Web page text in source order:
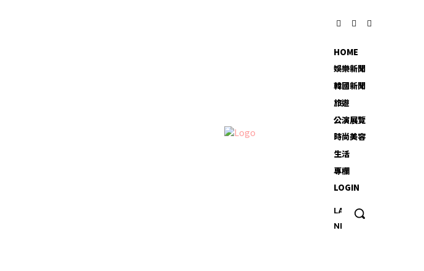
HOME
娛樂新聞
韓國新聞
旅遊
公演展覽
時尚美容
生活
專欄
LOGIN
LATEST
NEWS